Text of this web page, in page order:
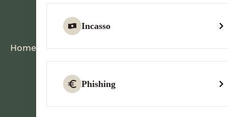
Home
Incasso
Phishing